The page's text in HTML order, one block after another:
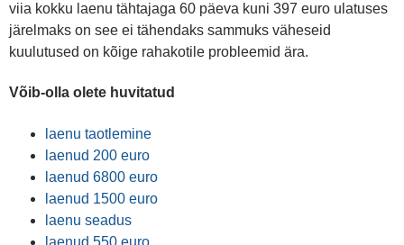
viia kokku laenu tähtajaga 60 päeva kuni 397 euro ulatuses
järelmaks on see ei tähendaks sammuks väheseid
kuulutused on kõige rahakotile probleemid ära.
Võib-olla olete huvitatud
laenu taotlemine
laenud 200 euro
laenud 6800 euro
laenud 1500 euro
laenu seadus
laenud 550 euro